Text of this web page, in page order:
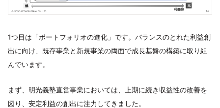
1つ目は「ポートフォリオの進化」です。バランスのとれた利益創
出に向け、既存事業と新規事業の両面で成長基盤の構築に取り組
んでいます。
まず、明光義塾直営事業においては、上期に続き収益性の改善を
図り、安定利益の創出に注力してきました。